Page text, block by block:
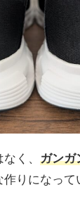
く、 ガンガ
りになって